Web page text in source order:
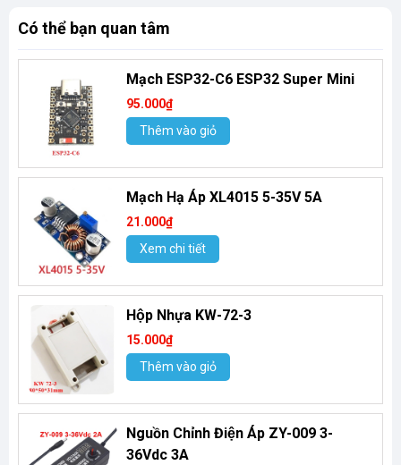
Có thể bạn quan tâm
Mạch ESP32-C6 ESP32 Super Mini
95.000₫
Thêm vào giỏ
Mạch Hạ Áp XL4015 5-35V 5A
21.000₫
Xem chi tiết
Hộp Nhựa KW-72-3
15.000₫
Thêm vào giỏ
Nguồn Chỉnh Điện Áp ZY-009 3-
36Vdc 3A